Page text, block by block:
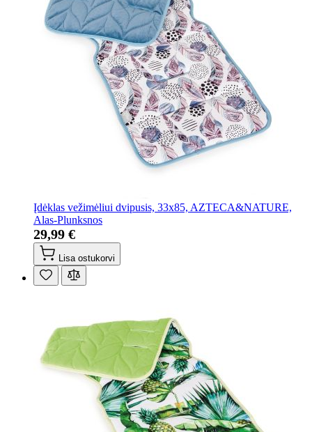
Įdėklas vežimėliui dvipusis, 33x85, AZTECA&NATURE,
Alas-Plunksnos
29,99 €
Lisa ostukorvi